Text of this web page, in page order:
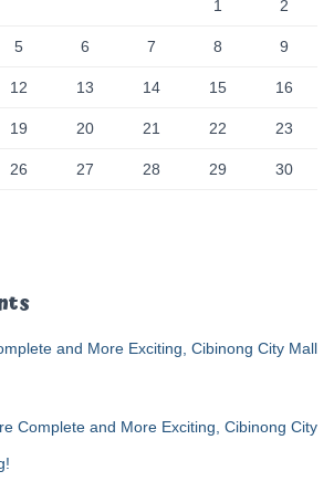
1 2
5 6 7 8 9
12 13 14 15 16
19 20 21 22 23
26 27 28 29 30
and More Exciting, Cibinong City Mall
Complete and More Exciting, Cibinong City